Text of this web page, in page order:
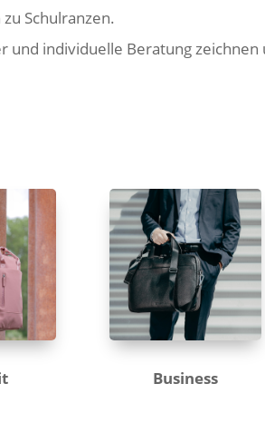
Schulranzen.
individuelle Beratung zeichnen
Business